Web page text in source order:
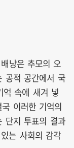
낭은 추모의 오
공적 공간에서 국
억 속에 새겨 넣
이러한 기억의
단지 투표의 결과
는 사회의 감각